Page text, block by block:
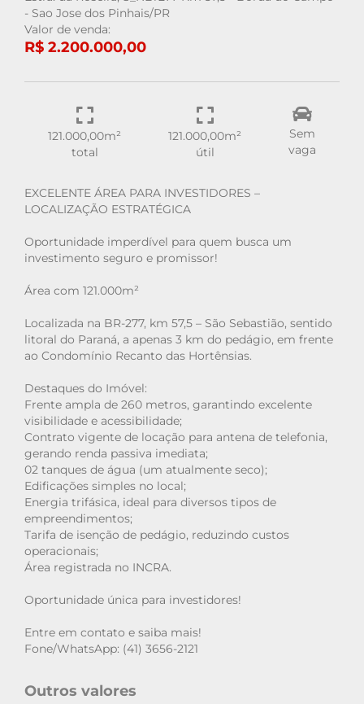
- Sao Jose dos Pinhais/PR
Valor de venda:
R$ 2.200.000,00
121.000,00m²
total
121.000,00m²
útil
Sem
vaga
EXCELENTE ÁREA PARA INVESTIDORES –
LOCALIZAÇÃO ESTRATÉGICA
Oportunidade imperdível para quem busca um
investimento seguro e promissor!
Área com 121.000m²
Localizada na BR-277, km 57,5 – São Sebastião, sentido
litoral do Paraná, a apenas 3 km do pedágio, em frente
ao Condomínio Recanto das Hortênsias.
Destaques do Imóvel:
Frente ampla de 260 metros, garantindo excelente
visibilidade e acessibilidade;
Contrato vigente de locação para antena de telefonia,
gerando renda passiva imediata;
02 tanques de água (um atualmente seco);
Edificações simples no local;
Energia trifásica, ideal para diversos tipos de
empreendimentos;
Tarifa de isenção de pedágio, reduzindo custos
operacionais;
Área registrada no INCRA.
Oportunidade única para investidores!
Entre em contato e saiba mais!
Fone/WhatsApp: (41) 3656-2121
Outros valores